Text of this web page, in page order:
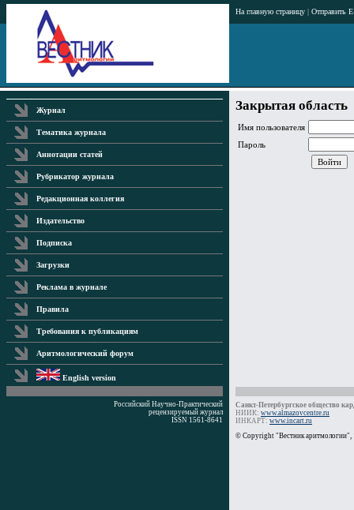
На главную страницу | Отправить
Журнал
Тематика журнала
Аннотации статей
Рубрикатор журнала
Редакционная коллегия
Издательство
Подписка
Загрузки
Реклама в журнале
Правила
Требования к публикациям
Аритмологический форум
English version
Закрытая область
Имя пользователя
Пароль
Российский Научно-Практический
рецензируемый журнал
ISSN 1561-8641
Санкт-Петербургское общество
НИИК: www.almazovcentre.ru
ИНКАРТ: www.incart.ru
© Copyright "Вестник аритмологии",